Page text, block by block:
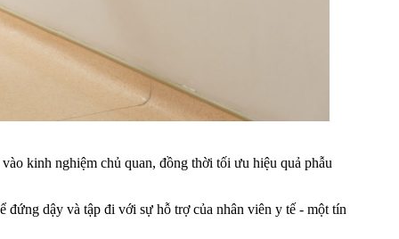
kinh nghiệm chủ quan, đồng thời tối ưu hiệu quả phẫu
đứng dậy và tập đi với sự hỗ trợ của nhân viên y tế - một tín